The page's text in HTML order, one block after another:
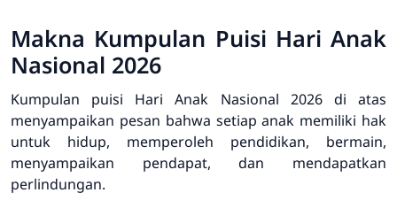
Makna Kumpulan Puisi Hari Anak
Nasional 2026
Kumpulan puisi Hari Anak Nasional 2026 di atas
menyampaikan pesan bahwa setiap anak memiliki hak
untuk hidup, memperoleh pendidikan, bermain,
menyampaikan pendapat, dan mendapatkan
perlindungan.